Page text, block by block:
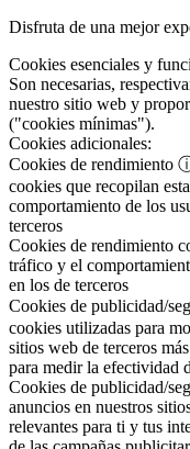
Disfruta de una mejor
Cookies esenciales y
Son necesarias,
nuestro sitio web y
("cookies mínimas").
Cookies adicionales:
Cookies de rendimiento
cookies que recopilan
comportamiento de los
terceros
Cookies de rendimiento
tráfico y el
en los de terceros
Cookies de publicidad/
cookies utilizadas para
sitios web de terceros
para medir la efectividad
Cookies de publicidad/
anuncios en nuestros
relevantes para ti y tus